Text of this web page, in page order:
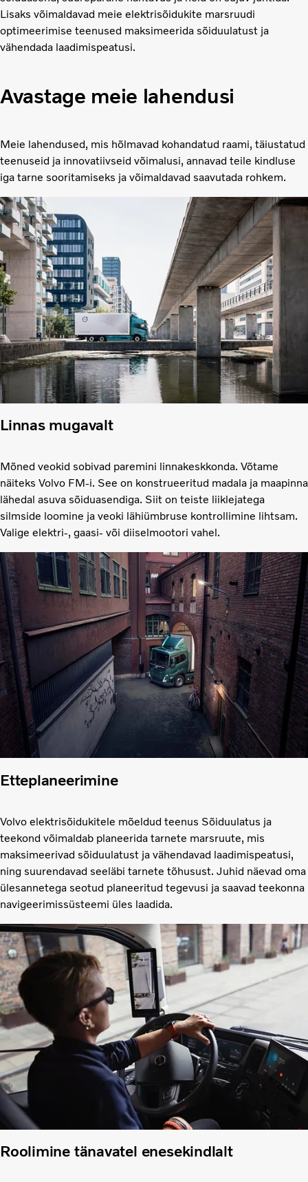
Lisaks võimaldavad meie elektrisõidukite marsruudi
optimeerimise teenused maksimeerida sõiduulatust ja
vähendada laadimispeatusi.
Avastage meie lahendusi
Meie lahendused, mis hõlmavad kohandatud raami, täiustatud
teenuseid ja innovatiivseid võimalusi, annavad teile kindluse
iga tarne sooritamiseks ja võimaldavad saavutada rohkem.
Linnas mugavalt
Mõned veokid sobivad paremini linnakeskkonda. Võtame
näiteks Volvo FM-i. See on konstrueeritud madala ja maapinna
lähedal asuva sõiduasendiga. Siit on teiste liiklejatega
silmside loomine ja veoki lähiümbruse kontrollimine lihtsam.
Valige elektri-, gaasi- või diiselmootori vahel.
Etteplaneerimine
Volvo elektrisõidukitele mõeldud teenus Sõiduulatus ja
teekond võimaldab planeerida tarnete marsruute, mis
maksimeerivad sõiduulatust ja vähendavad laadimispeatusi,
ning suurendavad seeläbi tarnete tõhusust. Juhid näevad oma
ülesannetega seotud planeeritud tegevusi ja saavad teekonna
navigeerimissüsteemi üles laadida.
Roolimine tänavatel enesekindlalt